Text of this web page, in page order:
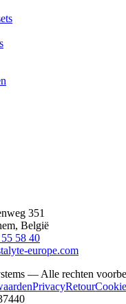
351
België
58 40
europe.com
— Alle rechten
PrivacyRetour